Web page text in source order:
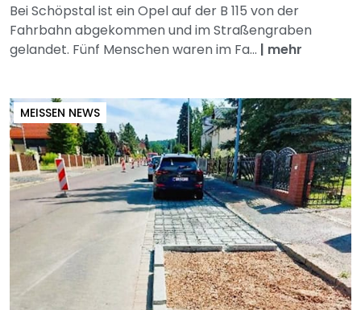
Bei Schöpstal ist ein Opel auf der B 115 von der
Fahrbahn abgekommen und im Straßengraben
gelandet. Fünf Menschen waren im Fa... | mehr
MEISSEN NEWS